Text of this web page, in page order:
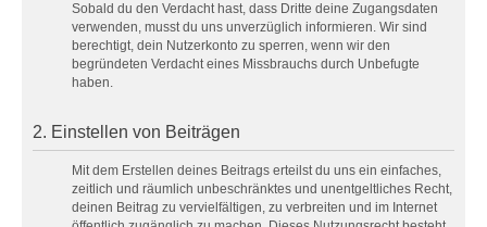
Sobald du den Verdacht hast, dass Dritte deine Zugangsdaten
verwenden, musst du uns unverzüglich informieren. Wir sind
berechtigt, dein Nutzerkonto zu sperren, wenn wir den
begründeten Verdacht eines Missbrauchs durch Unbefugte
haben.
2. Einstellen von Beiträgen
Mit dem Erstellen deines Beitrags erteilst du uns ein einfaches,
zeitlich und räumlich unbeschränktes und unentgeltliches Recht,
deinen Beitrag zu vervielfältigen, zu verbreiten und im Internet